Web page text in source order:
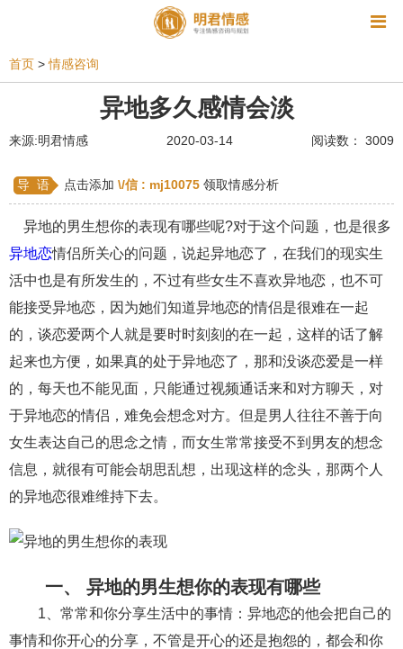
同性恋 恋爱技巧 挽回爱情
挽救婚姻 星座情感 离婚 心情
姻缘测试 分娩
水瓶座男生 摩羯座男生 射手座男生
天蝎座男生 天秤座男生 处女座男生
爱情诗句 狮子座男生 爱情歌曲 爱情图片
爱情小说 巨蟹座男生 爱情电影 双子座男生
不和 金牛座男生 白羊座男生 吵架
财产分割 外遇 分手 第三者 心态
变心 感人 伤感 婚姻问题 脾气
十二生肖 分手复合
异地恋 明星 气质 美妆 情感挽回
化妆 挽留前任 避孕 挽回男友 孕妇食谱
首页 > 情感咨询
异地多久感情会淡
来源:明君情感 2020-03-14 阅读数： 3009
导 语 点击添加 \/信 : mj10075 领取情感分析
异地的男生想你的表现有哪些呢?对于这个问题，也是很多
异地恋情侣所关心的问题，说起异地恋了，在我们的现实生
活中也是有所发生的，不过有些女生不喜欢异地恋，也不可
能接受异地恋，因为她们知道异地恋的情侣是很难在一起
的，谈恋爱两个人就是要时时刻刻的在一起，这样的话了解
起来也方便，如果真的处于异地恋了，那和没谈恋爱是一样
的，每天也不能见面，只能通过视频通话来和对方聊天，对
于异地恋的情侣，难免会想念对方。但是男人往往不善于向
女生表达自己的思念之情，而女生常常接受不到男友的想念
信息，就很有可能会胡思乱想，出现这样的念头，那两个人
的异地恋很难维持下去。
一、 异地的男生想你的表现有哪些
1、常常和你分享生活中的事情：异地恋的他会把自己的
事情和你开心的分享，不管是开心的还是抱怨的，都会和你